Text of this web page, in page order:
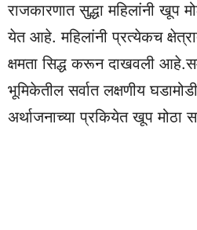
राजकारणात सुद्धा महिलांनी खूप
येत आहे. महिलांनी प्रत्येकच
क्षमता सिद्ध करून दाखवली
भूमिकेतील सर्वात लक्षणीय
अर्थाजनाच्या प्रकियेत खूप